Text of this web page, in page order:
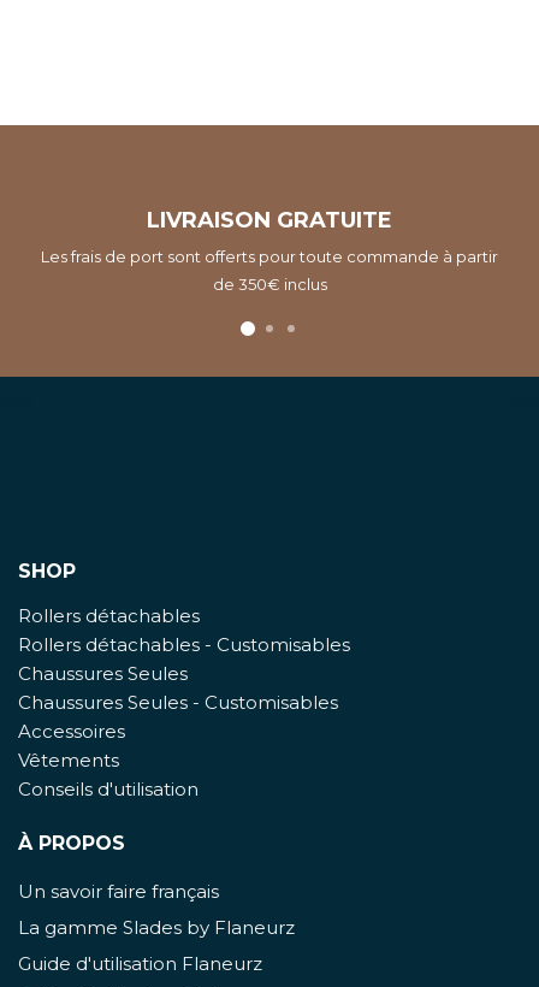
LIVRAISON GRATUITE
Les frais de port sont offerts pour toute commande à partir
de 350€ inclus
SHOP
Rollers détachables
Rollers détachables - Customisables
Chaussures Seules
Chaussures Seules - Customisables
Accessoires
Vêtements
Conseils d'utilisation
À PROPOS
Un savoir faire français
La gamme Slades by Flaneurz
Guide d'utilisation Flaneurz